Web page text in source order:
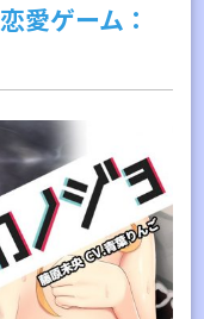
愛ゲーム：